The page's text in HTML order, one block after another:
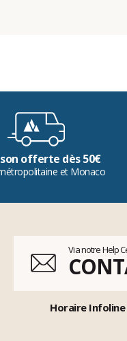
offerte dès 50€
et Monaco
Via notre Help
Horaire Infoline